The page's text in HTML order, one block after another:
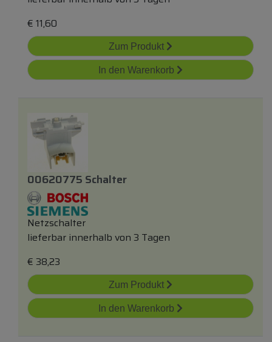
€ 11,60
Zum Produkt
In den Warenkorb
00620775 Schalter
Netzschalter
lieferbar innerhalb von 3 Tagen
€ 38,23
Zum Produkt
In den Warenkorb